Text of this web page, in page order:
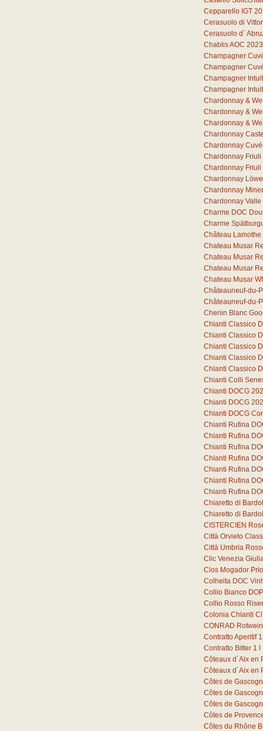
Cepparello IGT
Cerasuolo di
Cerasuolo d`
Chablis AOC 2023
Champagner
Champagner
Champagner
Champagner
Chardonnay &
Chardonnay &
Chardonnay &
Chardonnay
Chardonnay
Chardonnay
Chardonnay
Chardonnay
Chardonnay
Chardonnay Valle
Charme DOC
Charme
Château
Chateau Musar
Chateau Musar
Chateau Musar
Chateau Musar
Châteauneuf-du-
Châteauneuf-du-
Chenin Blanc
Chianti Classico
Chianti Classico
Chianti Classico
Chianti Classico
Chianti Classico
Chianti Colli
Chianti DOCG
Chianti DOCG
Chianti DOCG
Chianti Rufina
Chianti Rufina
Chianti Rufina
Chianti Rufina
Chianti Rufina
Chianti Rufina
Chianti Rufina
Chiaretto di
Chiaretto di
CISTERCIEN
Città Orvieto
Città Umbria
Clic Venezia
Clos Mogador
Colheita DOC
Collio Bianco
Collio Rosso
Colonia Chianti
CONRAD
Contratto Aperitif 1
Contratto Bitter 1
Côteaux d´Aix en
Côteaux d´Aix en
Côtes de
Côtes de
Côtes de
Côtes de
Côtes du Rhône